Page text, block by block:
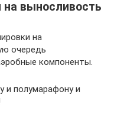
на выносливость
на
очередь
компоненты.
и полумарафону и